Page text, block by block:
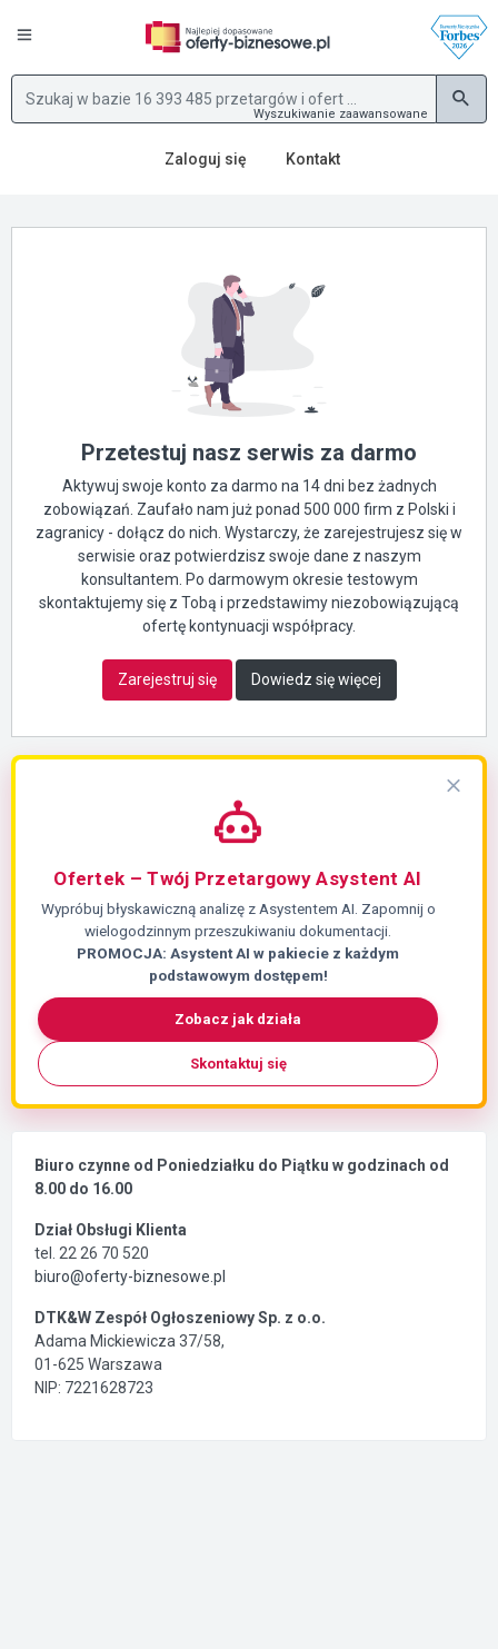
Wyszukiwanie zaawansowane
Zaloguj się Kontakt
Przetestuj nasz serwis za darmo
Aktywuj swoje konto za darmo na 14 dni bez żadnych
zobowiązań. Zaufało nam już ponad 500 000 firm z Polski i
zagranicy - dołącz do nich. Wystarczy, że zarejestrujesz się w
serwisie oraz potwierdzisz swoje dane z naszym
konsultantem. Po darmowym okresie testowym
skontaktujemy się z Tobą i przedstawimy niezobowiązującą
ofertę kontynuacji współpracy.
Zarejestruj się Dowiedz się więcej
Ofertek – Twój Przetargowy Asystent AI
Wypróbuj błyskawiczną analizę z Asystentem AI. Zapomnij o
wielogodzinnym przeszukiwaniu dokumentacji.
PROMOCJA: Asystent AI w pakiecie z każdym
podstawowym dostępem!
Zobacz jak działa
Skontaktuj się
Biuro czynne od Poniedziałku do Piątku w godzinach od
8.00 do 16.00
Dział Obsługi Klienta
tel. 22 26 70 520
biuro@oferty-biznesowe.pl
DTK&W Zespół Ogłoszeniowy Sp. z o.o.
Adama Mickiewicza 37/58,
01-625 Warszawa
NIP: 7221628723